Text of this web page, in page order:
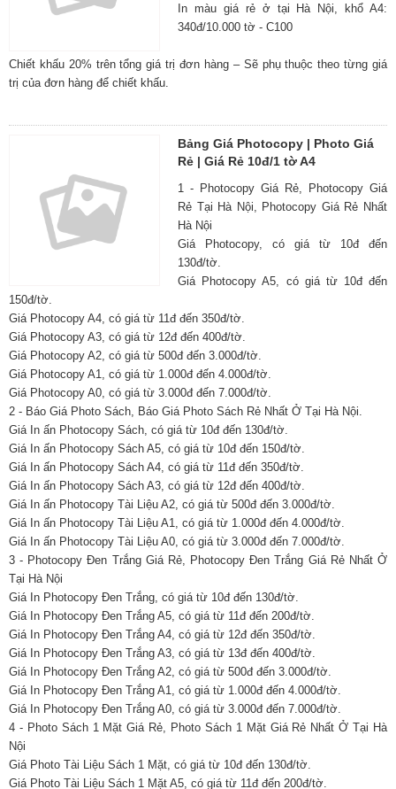
In màu giá rẻ ở tại Hà Nội, khổ A4:
340đ/10.000 tờ - C100
Chiết khấu 20% trên tổng giá trị đơn hàng – Sẽ phụ thuộc theo từng giá
trị của đơn hàng để chiết khấu.
Bảng Giá Photocopy | Photo Giá
Rẻ | Giá Rẻ 10đ/1 tờ A4
1 - Photocopy Giá Rẻ, Photocopy Giá
Rẻ Tại Hà Nội, Photocopy Giá Rẻ Nhất
Hà Nội
Giá Photocopy, có giá từ 10đ đến
130đ/tờ.
Giá Photocopy A5, có giá từ 10đ đến
150đ/tờ.
Giá Photocopy A4, có giá từ 11đ đến 350đ/tờ.
Giá Photocopy A3, có giá từ 12đ đến 400đ/tờ.
Giá Photocopy A2, có giá từ 500đ đến 3.000đ/tờ.
Giá Photocopy A1, có giá từ 1.000đ đến 4.000đ/tờ.
Giá Photocopy A0, có giá từ 3.000đ đến 7.000đ/tờ.
2 - Báo Giá Photo Sách, Báo Giá Photo Sách Rẻ Nhất Ở Tại Hà Nội.
Giá In ấn Photocopy Sách, có giá từ 10đ đến 130đ/tờ.
Giá In ấn Photocopy Sách A5, có giá từ 10đ đến 150đ/tờ.
Giá In ấn Photocopy Sách A4, có giá từ 11đ đến 350đ/tờ.
Giá In ấn Photocopy Sách A3, có giá từ 12đ đến 400đ/tờ.
Giá In ấn Photocopy Tài Liệu A2, có giá từ 500đ đến 3.000đ/tờ.
Giá In ấn Photocopy Tài Liệu A1, có giá từ 1.000đ đến 4.000đ/tờ.
Giá In ấn Photocopy Tài Liệu A0, có giá từ 3.000đ đến 7.000đ/tờ.
3 - Photocopy Đen Trắng Giá Rẻ, Photocopy Đen Trắng Giá Rẻ Nhất Ở
Tại Hà Nội
Giá In Photocopy Đen Trắng, có giá từ 10đ đến 130đ/tờ.
Giá In Photocopy Đen Trắng A5, có giá từ 11đ đến 200đ/tờ.
Giá In Photocopy Đen Trắng A4, có giá từ 12đ đến 350đ/tờ.
Giá In Photocopy Đen Trắng A3, có giá từ 13đ đến 400đ/tờ.
Giá In Photocopy Đen Trắng A2, có giá từ 500đ đến 3.000đ/tờ.
Giá In Photocopy Đen Trắng A1, có giá từ 1.000đ đến 4.000đ/tờ.
Giá In Photocopy Đen Trắng A0, có giá từ 3.000đ đến 7.000đ/tờ.
4 - Photo Sách 1 Mặt Giá Rẻ, Photo Sách 1 Mặt Giá Rẻ Nhất Ở Tại Hà
Nội
Giá Photo Tài Liệu Sách 1 Mặt, có giá từ 10đ đến 130đ/tờ.
Giá Photo Tài Liệu Sách 1 Mặt A5, có giá từ 11đ đến 200đ/tờ.